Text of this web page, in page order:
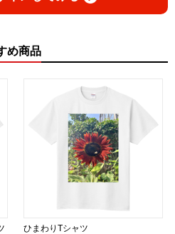
め商品
ひまわりTシャツ